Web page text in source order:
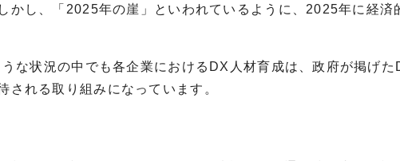
かし、「 2025年の崖」といわれているように、 2025年に 経済
な状況の中でも各企業における DX 人材育成は、政府が掲げた
される取り組みになっています。